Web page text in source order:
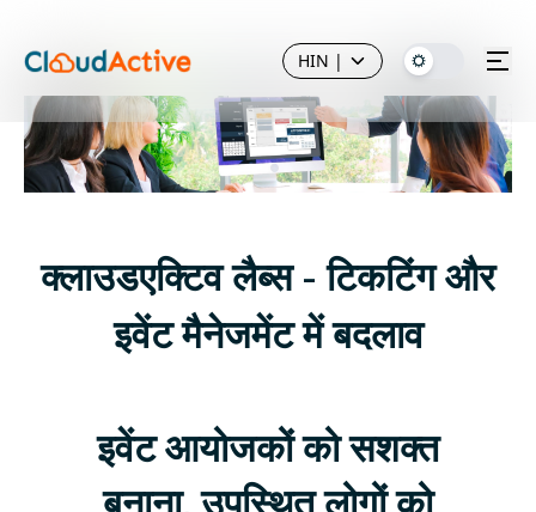
HIN |
क्लाउडएक्टिव लैब्स - टिकटिंग और
इवेंट मैनेजमेंट में बदलाव
इवेंट आयोजकों को सशक्त